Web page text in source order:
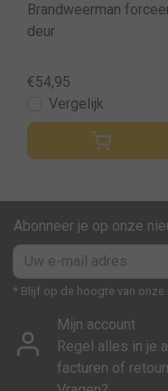
Brandweerman
deur
€54,95
Vergelijk
Abonneer je op onze
* Blijf op de hoogte van onze
Mijn account
Regel alles in je
facturen of